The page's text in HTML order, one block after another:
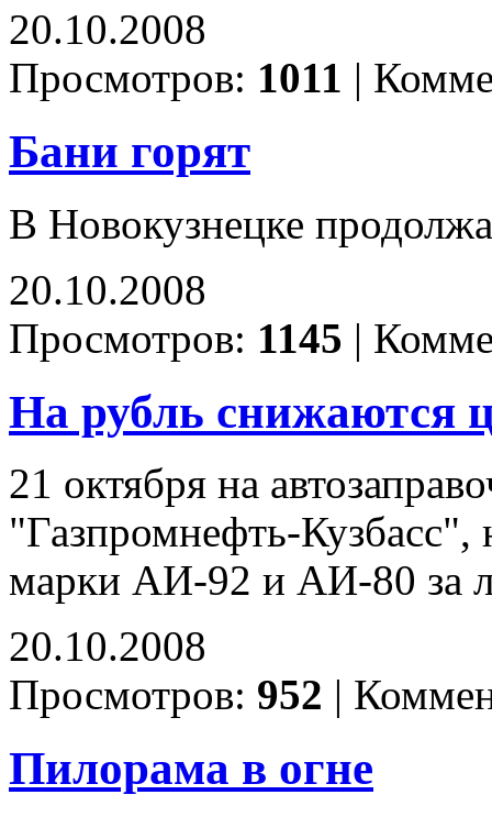
20.10.2008
Просмотров: 1011 |
Бани горят
В Новокузнецке
20.10.2008
Просмотров: 1145 |
На рубль снижаются
21 октября на
"Газпромнефть-Кузбасс",
марки АИ-92 и АИ-80 за
20.10.2008
Просмотров: 952 |
Пилорама в огне